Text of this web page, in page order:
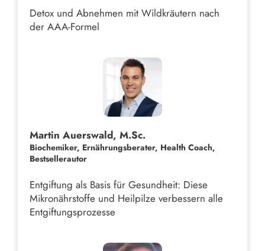
Detox und Abnehmen mit Wildkräutern nach
der AAA-Formel
Martin Auerswald, M.Sc.
Biochemiker, Ernährungsberater, Health Coach,
Bestsellerautor
Entgiftung als Basis für Gesundheit: Diese
Mikronährstoffe und Heilpilze verbessern alle
Entgiftungsprozesse